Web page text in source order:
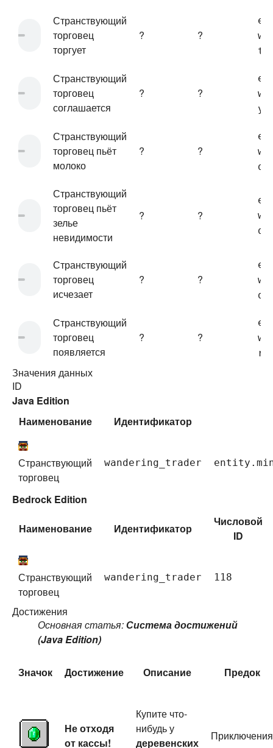
Странствующий
торговец
торгует
? ?
Странствующий
торговец
соглашается
? ?
Странствующий
торговец пьёт
молоко
? ?
Странствующий
торговец пьёт
зелье
невидимости
? ?
Странствующий
торговец
исчезает
? ?
Странствующий
торговец
появляется
? ?
Значения данных
ID
Java Edition
Наименование
Идентификатор
Странствующий
торговец
wandering_trader
Bedrock Edition
Наименование Идентификатор
Числовой
ID
Странствующий
торговец
wandering_trader 118
Достижения
Основная статья:Система достижений
(Java Edition)
Значок Достижение Описание Предок
Не отходя
от кассы!
Купите что-
нибудь у
деревенских
Приключения